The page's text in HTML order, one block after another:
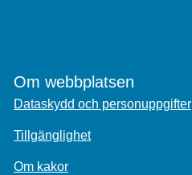
Om webbplatsen
Dataskydd och personuppgifter
Tillgänglighet
Om kakor